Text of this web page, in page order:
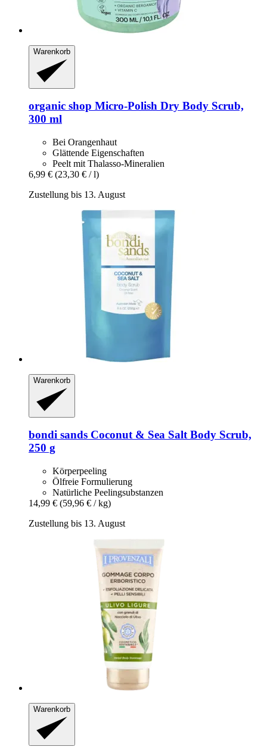
Warenkorb
organic shop Micro-​Polish Dry Body Scrub,
300 ml
Bei Orangenhaut
Glättende Eigenschaften
Peelt mit Thalasso-Mineralien
6,99 € (23,30 € / l)
Zustellung bis 13. August
Warenkorb
bondi sands Coconut & Sea Salt Body Scrub,
250 g
Körperpeeling
Ölfreie Formulierung
Natürliche Peelingsubstanzen
14,99 € (59,96 € / kg)
Zustellung bis 13. August
Warenkorb